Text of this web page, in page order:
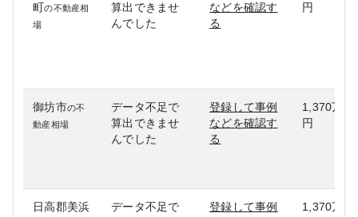
町の不動産相
場
算出できませ
んでした
などを確認す
る
円
御坊市の不
動産相場
データ不足で
算出できませ
んでした
登録して事例
などを確認す
る
1,370万
円
日高郡美浜
データ不足で
登録して事例
1,370万